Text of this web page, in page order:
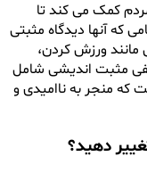
کمک می کند تا
که آنها دیدگاه مثبتی
مانند ورزش کردن،
مثبت اندیشی شامل
که منجر به ناامیدی و
دهید؟